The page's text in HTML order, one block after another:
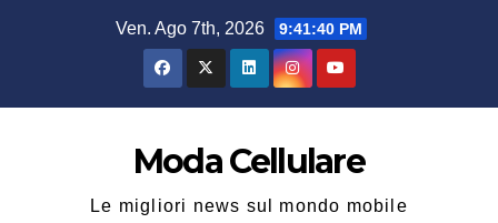
Ven. Ago 7th, 2026 9:41:41 PM
Moda Cellulare
Le migliori news sul mondo mobile